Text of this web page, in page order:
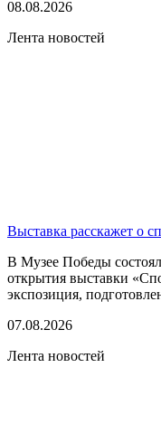
08.08.2026
Лента новостей
Выставка расскажет о
В Музее Победы
открытия выставки
экспозиция,
07.08.2026
Лента новостей